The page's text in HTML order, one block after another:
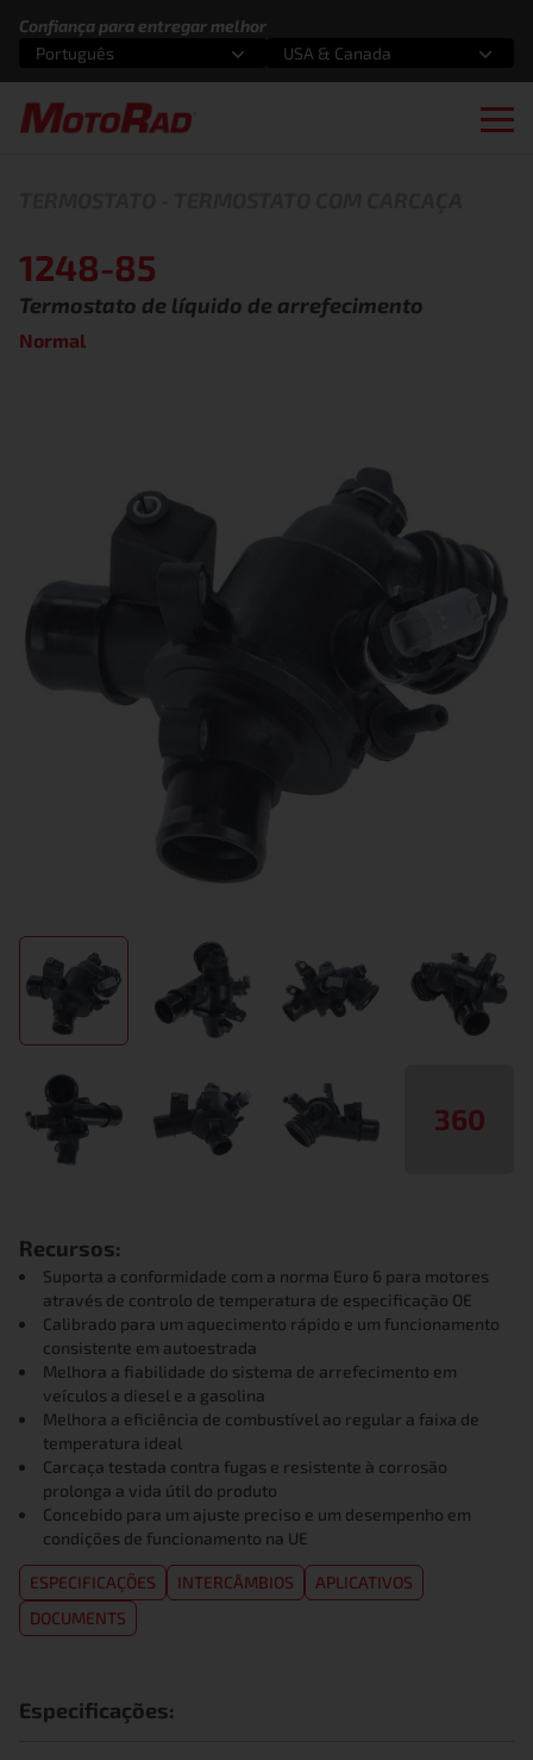
Confiança para entregar melhor
Selecione uma opção
Português
Selecione uma opção
USA & Canada
360
1248-85
Termostato de líquido de arrefecimento
Normal
Recursos:
Suporta a conformidade com a norma Euro 6 para motores
através de controlo de temperatura de especificação OE
Calibrado para um aquecimento rápido e um funcionamento
consistente em autoestrada
Melhora a fiabilidade do sistema de arrefecimento em
veículos a diesel e a gasolina
Melhora a eficiência de combustível ao regular a faixa de
temperatura ideal
Carcaça testada contra fugas e resistente à corrosão
prolonga a vida útil do produto
Concebido para um ajuste preciso e um desempenho em
condições de funcionamento na UE
ESPECIFICAÇÕES INTERCÂMBIOS
APLICATIVOS
DOCUMENTS
Especificações: